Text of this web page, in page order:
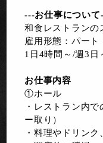
---お仕事について
和食レストランの
雇用形態：パート
1日4時間～/週3日
お仕事内容
①ホール
・レストラン内
ー取り）
・料理やドリン